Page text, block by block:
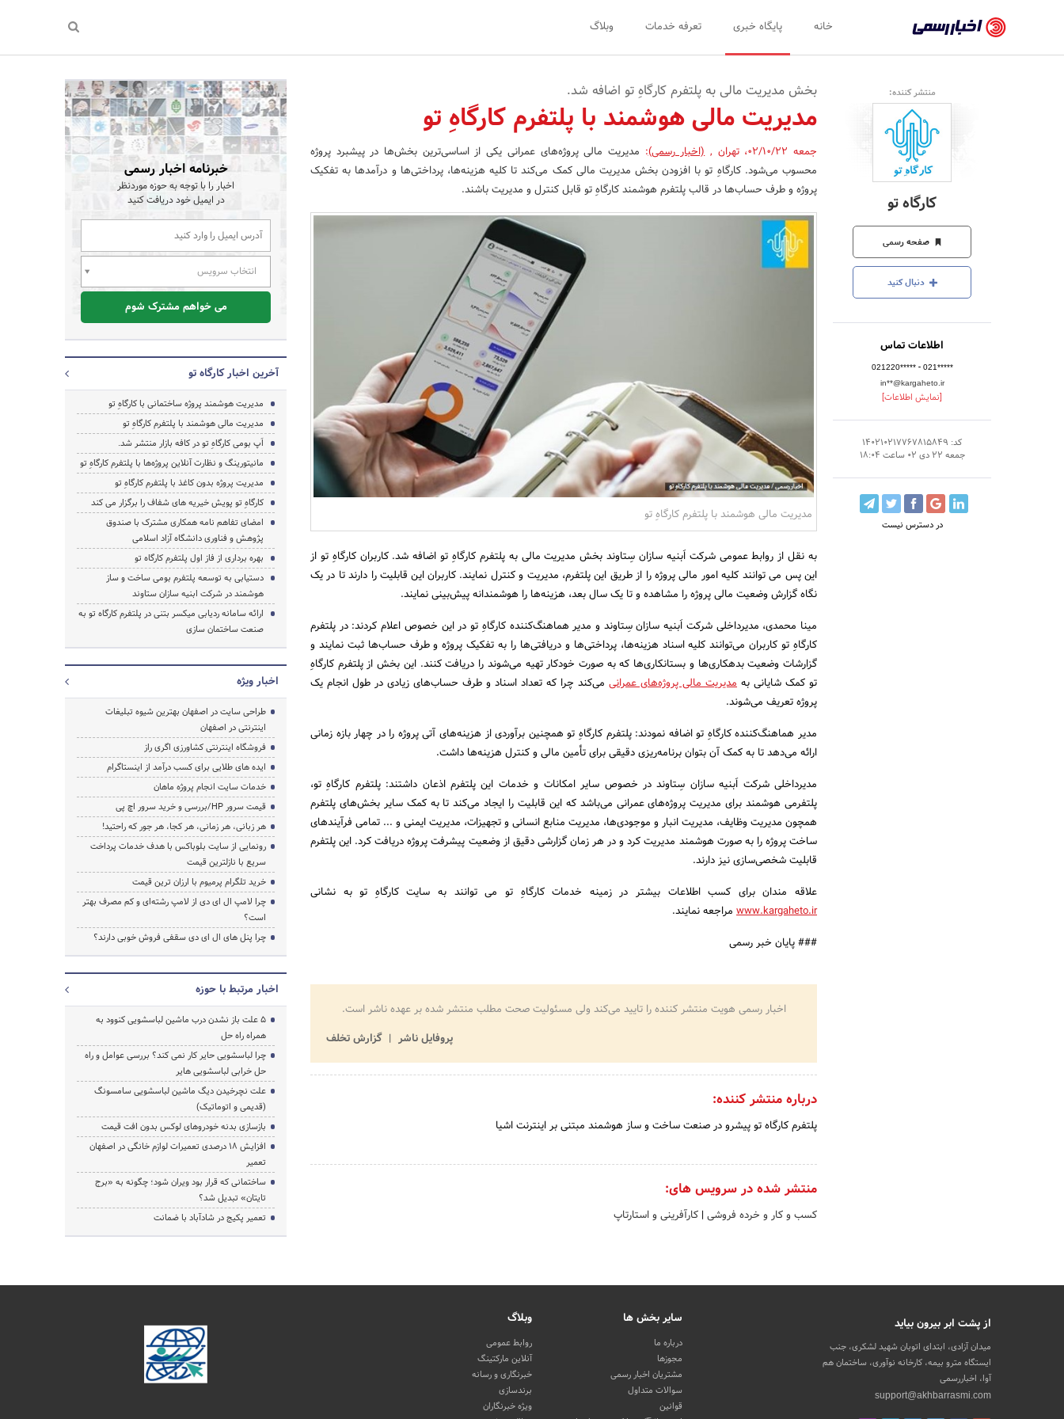
رسمی
-
اخبار
تایید
شده
شرکت‌ها،
سازمان‌ها
و
روابط
عمومی‌ها
خانه پایگاه خبری تعرفه خدمات وبلاگ
جستجو
منتشر کننده:
کارگاه تو
صفحه رسمی
دنبال کنید
اطلاعات تماس
021220***** - 021*****
in**@kargaheto.ir
[نمایش اطلاعات]
کد: 140210217767815849
جمعه 22 دی 02 ساعت 18:04
در دسترس نیست
بخش مدیریت مالی به پلتفرم کارگاهِ تو اضافه شد.
مدیریت مالی هوشمند با پلتفرم کارگاهِ تو
جمعه 02/10/22 ،تهران ,(اخبار رسمی): مدیریت مالی پروژه‌های عمرانی یکی از اساسی‌ترین بخش‌ها در پیشبرد پروژه
محسوب می‌شود. کارگاهِ تو با افزودن بخش مدیریت مالی کمک می‌کند تا کلیه هزینه‌ها، پرداختی‌ها و درآمدها به تفکیک
پروژه و طرف حساب‌ها در قالب پلتفرم هوشمند کارگاهِ تو قابل کنترل و مدیریت باشند.
مدیریت مالی هوشمند با پلتفرم کارگاهِ تو
به نقل از روابط عمومی شرکت اَبنیه سازان سِتاوند بخش مدیریت مالی به پلتفرم کارگاهِ تو اضافه شد. کاربران کارگاهِ تو از
این پس می توانند کلیه امور مالی پروژه را از طریق این پلتفرم، مدیریت و کنترل نمایند. کاربران این قابلیت را دارند تا در یک
نگاه گزارش وضعیت مالی پروژه را مشاهده و تا یک سال بعد، هزینه‌ها را هوشمندانه پیش‌بینی نمایند.
مینا محمدی، مدیرداخلی شرکت اَبنیه سازان سِتاوند و مدیر هماهنگ‌کننده کارگاهِ تو در این خصوص اعلام کردند: در پلتفرم
کارگاهِ تو کاربران می‌توانند کلیه اسناد هزینه‌ها، پرداختی‌ها و دریافتی‌ها را به تفکیک پروژه و طرف حساب‌ها ثبت نمایند و
گزارشات وضعیت بدهکاری‌ها و بستانکاری‌ها که به صورت خودکار تهیه می‌شوند را دریافت کنند. این بخش از پلتفرم کارگاهِ
تو کمک شایانی به مدیریت مالی پروژه‌های عمرانی می‌کند چرا که تعداد اسناد و طرف حساب‌های زیادی در طول انجام یک
پروژه تعریف می‌شوند.
مدیر هماهنگ‌کننده کارگاهِ تو اضافه نمودند: پلتفرم کارگاهِ تو همچنین برآوردی از هزینه‌های آتی پروژه را در چهار بازه زمانی
ارائه می‌دهد تا به کمک آن بتوان برنامه‌ریزی دقیقی برای تأمین مالی و کنترل هزینه‌ها داشت.
مدیرداخلی شرکت اَبنیه سازان سِتاوند در خصوص سایر امکانات و خدمات این پلتفرم اذعان داشتند: پلتفرم کارگاهِ تو،
پلتفرمی هوشمند برای مدیریت پروژه‌های عمرانی می‌باشد که این قابلیت را ایجاد می‌کند تا به کمک سایر بخش‌های پلتفرم
همچون مدیریت وظایف، مدیریت انبار و موجودی‌ها، مدیریت منابع انسانی و تجهیزات، مدیریت ایمنی و ... تمامی فرآیندهای
ساخت پروژه را به صورت هوشمند مدیریت کرد و در هر زمان گزارشی دقیق از وضعیت پیشرفت پروژه دریافت کرد. این پلتفرم
قابلیت شخصی‌سازی نیز دارند.
علاقه مندان برای کسب اطلاعات بیشتر در زمینه خدمات کارگاهِ تو می توانند به سایت کارگاهِ تو به نشانی
www.kargaheto.ir مراجعه نمایند.
### پایان خبر رسمی
اخبار رسمی هویت منتشر کننده را تایید می‌کند ولی مسئولیت صحت مطلب منتشر شده بر عهده ناشر است.
پروفایل ناشر
گزارش تخلف
درباره منتشر کننده:
پلتفرم کارگاه تو پیشرو در صنعت ساخت و ساز هوشمند مبتنی بر اینترنت اشیا
منتشر شده در سرویس های:
کسب و کار و خرده فروشی | کارآفرینی و استارتاپ
خبرنامه اخبار رسمی
اخبار را با توجه به حوزه موردنظر
در ایمیل خود دریافت کنید
انتخاب سرویس
می خواهم مشترک شوم
آخرین اخبار کارگاه تو
مدیریت هوشمند پروژه ساختمانی با کارگاهِ تو
مدیریت مالی هوشمند با پلتفرم کارگاهِ تو
اَپ بومی کارگاهِ تو در کافه بازار منتشر شد.
مانیتورینگ و نظارت آنلاین پروژه‌ها با پلتفرم کارگاهِ تو
مدیریت پروژه بدون کاغذ با پلتفرم کارگاهِ تو
کارگاهِ تو پویش خیریه های شفاف را برگزار می کند
امضای تفاهم نامه همکاری مشترک با صندوق
پژوهش و فناوری دانشگاه آزاد اسلامی
بهره برداری از فاز اول پلتفرم کارگاه تو
دستیابی به توسعه پلتفرم بومی ساخت و ساز
هوشمند در شرکت ابنیه سازان ستاوند
ارائه سامانه ردیابی میکسر بتنی در پلتفرم کارگاه تو به
صنعت ساختمان سازی
اخبار ویژه
طراحی سایت در اصفهان بهترین شیوه تبلیغات
اینترنتی در اصفهان
فروشگاه اینترنتی کشاورزی اگری راز
ایده های طلایی برای کسب درآمد از اینستاگرام
خدمات سایت انجام پروژه ماهان
قیمت سرور HP/بررسی و خرید سرور اچ پی
هر زبانی، هر زمانی، هر کجا، هر جور که راحتید!
رونمایی از سایت بلوباکس با هدف خدمات پرداخت
سریع با نازلترین قیمت
خرید تلگرام پرمیوم با ارزان ترین قیمت
چرا لامپ ال ای دی از لامپ رشته‌ای و کم مصرف بهتر
است؟
چرا پنل های ال ای دی سقفی فروش خوبی دارند؟
اخبار مرتبط با حوزه
5 علت باز نشدن درب ماشین لباسشویی کنوود به
همراه راه حل
چرا لباسشویی حایر کار نمی کند؟ بررسی عوامل و راه
حل خرابی لباسشویی هایر
علت نچرخیدن دیگ ماشین لباسشویی سامسونگ
(قدیمی و اتوماتیک)
بازسازی بدنه خودروهای لوکس بدون افت قیمت
افزایش ۱۸ درصدی تعمیرات لوازم خانگی در اصفهان
تعمیر
ساختمانی که قرار بود ویران شود؛ چگونه به «برج
تایتان» تبدیل شد؟
تعمیر پکیج در شادآباد با ضمانت
از پشت ابر بیرون بیاید
میدان آزادی، ابتدای اتوبان شهید لشکری، جنب
ایستگاه مترو بیمه، کارخانه نوآوری، ساختمان هم
آوا، اخباررسمی
support@akhbarrasmi.com
سایر بخش ها
درباره ما
مجوزها
مشتریان اخبار رسمی
سوالات متداول
قوانین
وبلاگ
روابط عمومی
آنلاین مارکتینگ
خبرنگاری و رسانه
برندسازی
ویژه خبرنگاران